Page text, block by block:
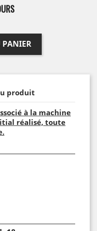
PANIER
produit
à la machine
réalisé, toute